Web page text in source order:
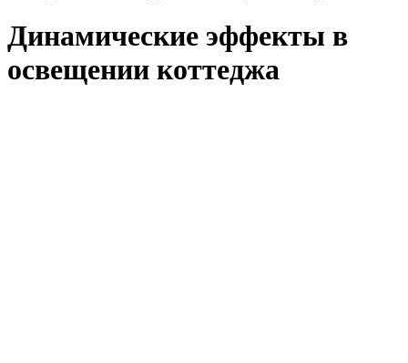
Динамические эффекты в
освещении коттеджа